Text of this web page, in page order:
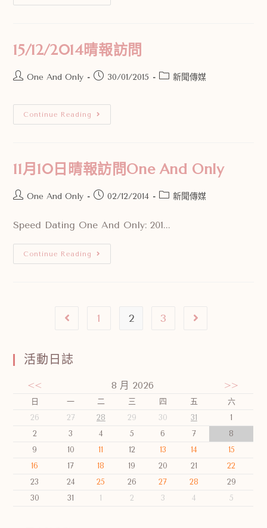
15/12/2014晴報訪問
One And Only 30/01/2015 新聞傳媒
Continue Reading
11月10日晴報訪問One And Only
One And Only 02/12/2014 新聞傳媒
Speed Dating One And Only: 201...
Continue Reading
1 2 3
活動日誌
<< 8 月 2026 >>
日 一 二 三 四 五
六
26
27 28 29 30 31
1
2
3 4 5 6 7
8
9
10 11 12 13 14
15
16
17 18 19 20 21
22
23
24 25 26 27 28
29
30
31 1 2 3 4 5